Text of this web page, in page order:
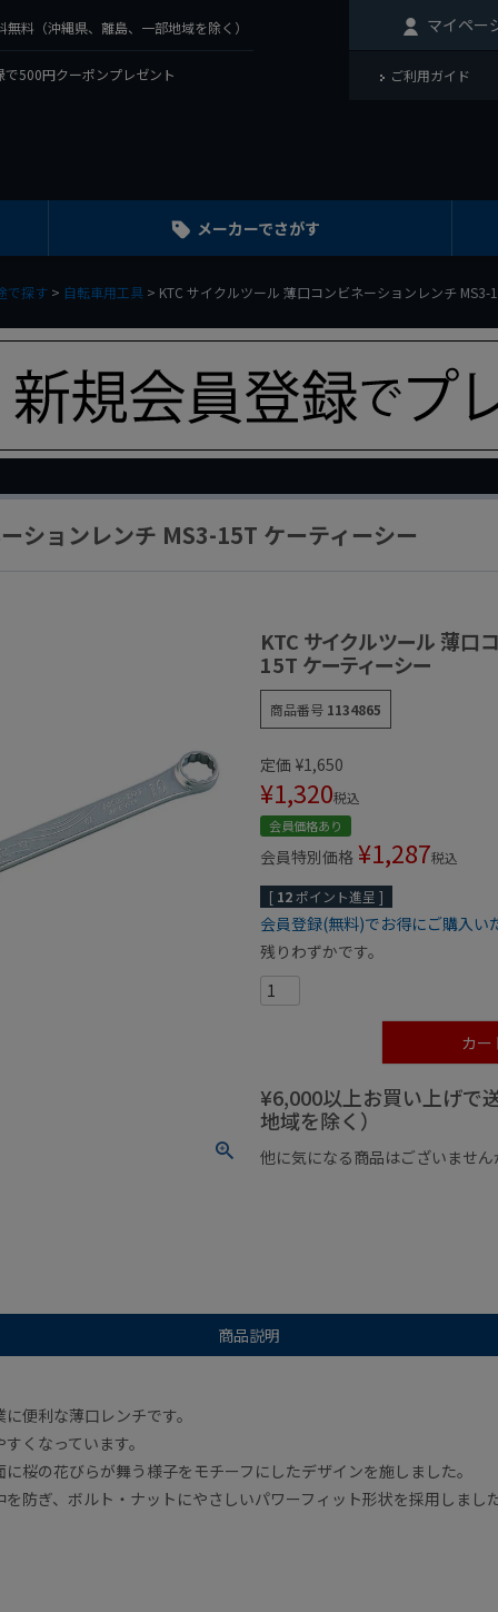
料（沖縄県、離島、一部地域を除く）
で500円クーポンプレゼント
マイペー
ご利用ガイド
メーカーでさがす
で探す 自転車用工具 KTC サイクルツール 薄口コンビネーションレンチ MS3-
ションレンチ MS3-15T ケーティーシー
KTC サイクルツール 薄口
15T ケーティーシー
商品番号 1134865
定価 ¥1,650
¥1,320税込
会員価格あり
会員特別価格 ¥1,287税込
[ 12ポイント進呈 ]
会員登録(無料)でお得にご購入い
残りわずかです。
カー
¥6,000以上お買い上げで
地域を除く）
他に気になる商品はございません
商品説明
便利な薄口レンチです。
くなっています。
桜の花びらが舞う様子をモチーフにしたデザインを施しました。
防ぎ、ボルト・ナットにやさしいパワーフィット形状を採用しまし